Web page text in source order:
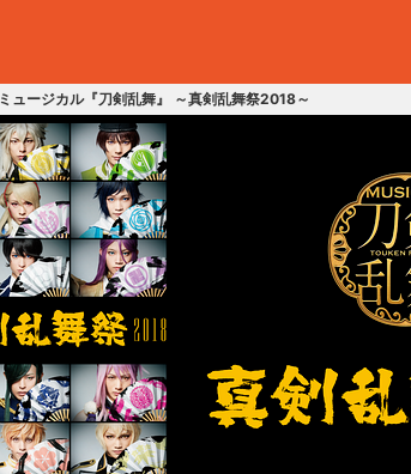
ミュージカル『刀剣乱舞』 ～真剣乱舞祭2018～